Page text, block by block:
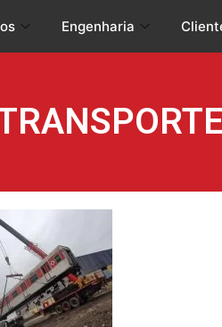
Engenharia